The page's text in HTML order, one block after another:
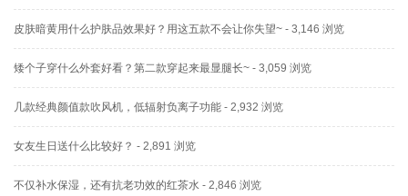
皮肤暗黄用什么护肤品效果好？用这五款不会让你失望~ - 3,146 浏览
矮个子穿什么外套好看？第二款穿起来最显腿长~ - 3,059 浏览
几款经典颜值款吹风机，低辐射负离子功能 - 2,932 浏览
女友生日送什么比较好？ - 2,891 浏览
不仅补水保湿，还有抗老功效的红茶水 - 2,846 浏览